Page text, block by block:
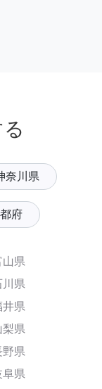
奈川県
府
山県
川県
井県
梨県
野県
阜県